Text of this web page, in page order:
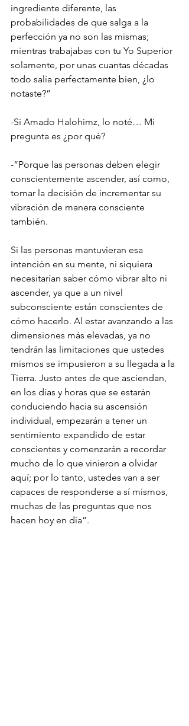
ingrediente diferente, las
probabilidades de que salga a la
perfección ya no son las mismas;
mientras trabajabas con tu Yo Superior
solamente, por unas cuantas décadas
todo salía perfectamente bien, ¿lo
notaste?”
-Si Amado Halohimz, lo noté… Mi
pregunta es ¿por qué?
-”Porque las personas deben elegir
conscientemente ascender, así como,
tomar la decisión de incrementar su
vibración de manera consciente
también.
Si las personas mantuvieran esa
intención en su mente, ni siquiera
necesitarían saber cómo vibrar alto ni
ascender, ya que a un nivel
subconsciente están conscientes de
cómo hacerlo. Al estar avanzando a las
dimensiones más elevadas, ya no
tendrán las limitaciones que ustedes
mismos se impusieron a su llegada a la
Tierra. Justo antes de que asciendan,
en los días y horas que se estarán
conduciendo hacia su ascensión
individual, empezarán a tener un
sentimiento expandido de estar
conscientes y comenzarán a recordar
mucho de lo que vinieron a olvidar
aquí; por lo tanto, ustedes van a ser
capaces de responderse a sí mismos,
muchas de las preguntas que nos
hacen hoy en día”.